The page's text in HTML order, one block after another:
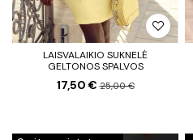
LAISVALAIKIO SUKNELĖ
GELTONOS SPALVOS
17,50 €25,00 €